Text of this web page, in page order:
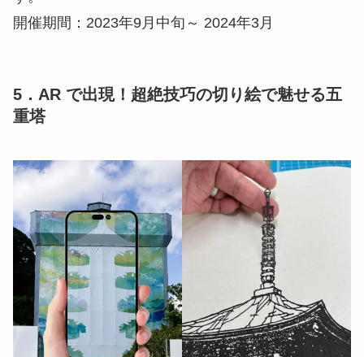
開催期間：2023年9月中旬～ 2024年3月
5．AR で出現！超絶技巧の切り絵で魅せる五
重塔